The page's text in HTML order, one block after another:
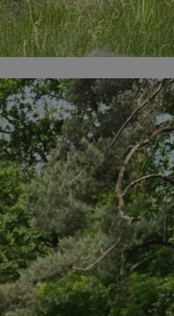
sesji.
sesji.
sesji.
dotyczących
z witryny.
prywatności
przestrzeganie
użytkownik nie
preferencji,
z regulacjami
identyfikatora
obsługuje
optymalizacji
przechowywania
do usług
czy użytkownik
lub reklamy.